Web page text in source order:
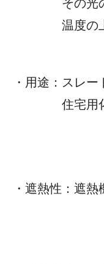
温度の上昇
・用途
住宅用化粧
・遮熱性：遮